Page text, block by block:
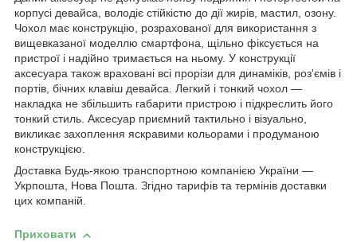
корпусі девайса, володіє стійкістю до дії жирів, мастил, озону.
Чохол має конструкцію, розрахованої для використання з
вищевказаної моделлю смартфона, щільно фіксується на
пристрої і надійно тримається на ньому. У конструкції
аксесуара також враховані всі прорізи для динаміків, роз'ємів і
портів, бічних клавіш девайса. Легкий і тонкий чохол ―
накладка не збільшить габарити пристрою і підкреслить його
тонкий стиль. Аксесуар приємний тактильно і візуально,
викликає захоплення яскравими кольорами і продуманою
конструкцією.
Доставка Будь-якою транспортною компанією України ―
Укрпошта, Нова Пошта. Згідно тарифів та термінів доставки
цих компаній.
Приховати